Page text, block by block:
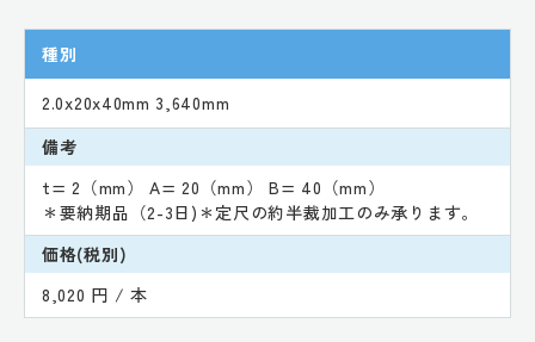
種別
2.0x20x40mm 3,640mm
備考
t= 2（mm） A= 20（mm） B= 40（mm）
＊要納期品（2-3日)＊定尺の約半裁加工のみ承ります。
価格(税別)
8,020 円 / 本